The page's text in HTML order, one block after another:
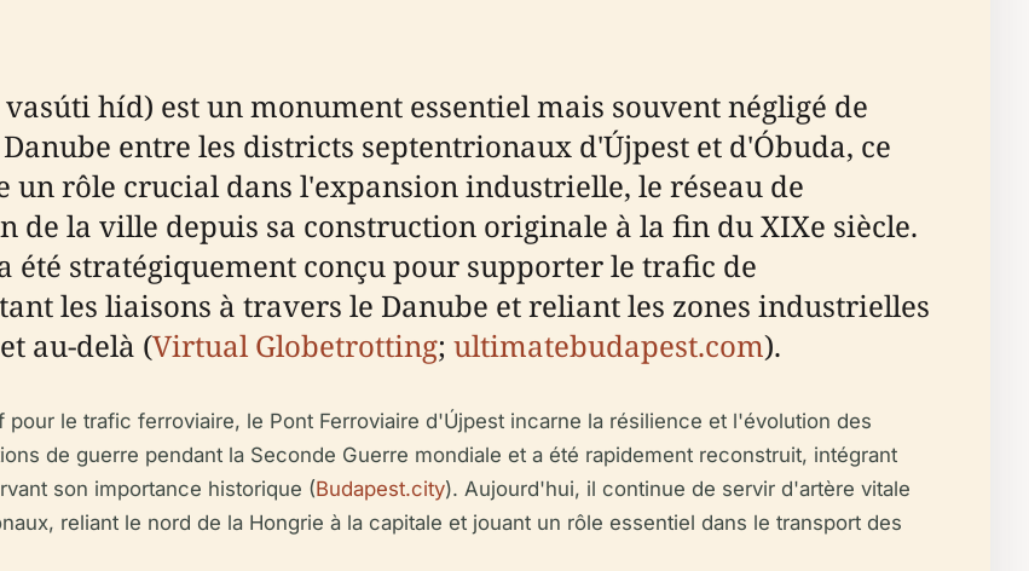
híd) est un monument essentiel mais souvent négligé de
entre les districts septentrionaux d'Újpest et d'Óbuda, ce
rôle crucial dans l'expansion industrielle, le réseau de
la ville depuis sa construction originale à la fin du XIXe siècle.
été stratégiquement conçu pour supporter le trafic de
les liaisons à travers le Danube et reliant les zones industrielles
au-delà (Virtual Globetrotting; ultimatebudapest.com).
le trafic ferroviaire, le Pont Ferroviaire d'Újpest incarne la résilience et l'évolution des
de guerre pendant la Seconde Guerre mondiale et a été rapidement reconstruit, intégrant
son importance historique (Budapest.city). Aujourd'hui, il continue de servir d'artère vitale
reliant le nord de la Hongrie à la capitale et jouant un rôle essentiel dans le transport des